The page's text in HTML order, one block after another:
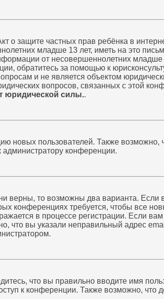
о защите частных прав ребёнка в
младше 13 лет, иметь на это
от несовершеннолетних
обратитесь за помощью к
и не является объектом
вопросов, связанных с этой
юридической силы..
новых пользователей. Также
администратору конференции.
верны, то возможны два варианта. Если
конференциях требуется, чтобы все
в процессе регистрации. Если
что вы указали неправильный адрес
что вы правильно вводите имя
к конференции. Также возможно,